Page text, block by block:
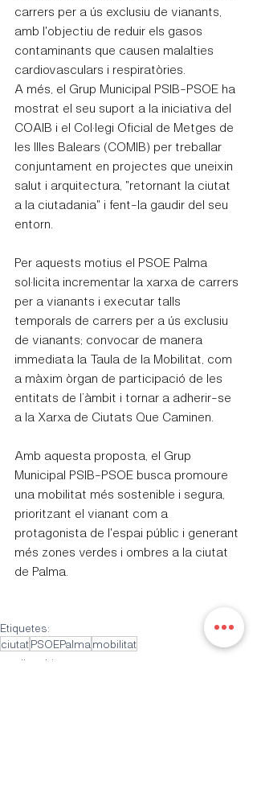
carrers per a ús exclusiu de vianants,
amb l'objectiu de reduir els gasos
contaminants que causen malalties
cardiovasculars i respiratòries.
A més, el Grup Municipal PSIB-PSOE ha
mostrat el seu suport a la iniciativa del
COAIB i el Col·legi Oficial de Metges de
les Illes Balears (COMIB) per treballar
conjuntament en projectes que uneixin
salut i arquitectura, "retornant la ciutat
a la ciutadania" i fent-la gaudir del seu
entorn.
Per aquests motius el PSOE Palma
sol·licita incrementar la xarxa de carrers
per a vianants i executar talls
temporals de carrers per a ús exclusiu
de vianants; convocar de manera
immediata la Taula de la Mobilitat, com
a màxim òrgan de participació de les
entitats de l’àmbit i tornar a adherir-se
a la Xarxa de Ciutats Que Caminen.
Amb aquesta proposta, el Grup
Municipal PSIB-PSOE busca promoure
una mobilitat més sostenible i segura,
prioritzant el vianant com a
protagonista de l'espai públic i generant
més zones verdes i ombres a la ciutat
de Palma.
Etiquetes:
ciutatPSOEPalma mobilitat
medi ambient